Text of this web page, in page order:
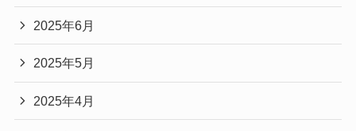
2025年6月
2025年5月
2025年4月